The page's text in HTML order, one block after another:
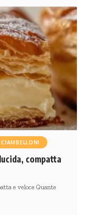
compatta
e veloce Quante